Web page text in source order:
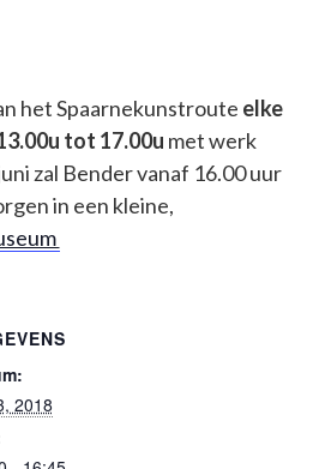
het Spaarnekunstroute elke
tot 17.00u met werk
zal Bender vanaf 16.00 uur
in een kleine,
2018